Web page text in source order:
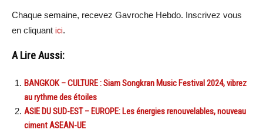
Chaque semaine, recevez Gavroche Hebdo. Inscrivez vous
en cliquant ici.
A Lire Aussi:
BANGKOK – CULTURE : Siam Songkran Music Festival 2024, vibrez
au rythme des étoiles
ASIE DU SUD-EST – EUROPE: Les énergies renouvelables, nouveau
ciment ASEAN-UE